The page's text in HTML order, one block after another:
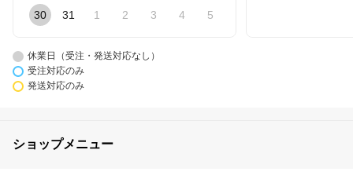
30 31 1 2 3 4 5
休業日（受注・発送対応なし）
受注対応のみ
発送対応のみ
ショップメニュー